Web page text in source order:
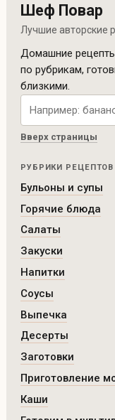
Шеф Повар
Лучшие авторские
Домашние
по рубрикам,
близкими.
Поиск рецептов
Вверх страницы
РУБРИКИ РЕЦЕПТОВ
Бульоны и супы
Горячие блюда
Салаты
Закуски
Напитки
Соусы
Выпечка
Десерты
Заготовки
Приготовление
Каши